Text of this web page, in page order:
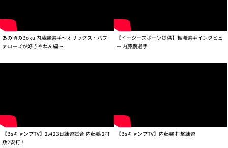
あの頃のBoku 内藤鵬選手〜オリックス・バフ
ァローズが好きやねん編〜
【イージースポーツ提供】舞洲選手インタビュ
ー 内藤鵬選手
【BsキャンプTV】2月23日練習試合 内藤鵬 2打
数2安打！
【BsキャンプTV】内藤鵬 打撃練習